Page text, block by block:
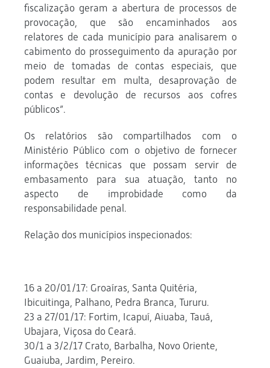
fiscalização geram a abertura de processos de
provocação, que são encaminhados aos
relatores de cada município para analisarem o
cabimento do prosseguimento da apuração por
meio de tomadas de contas especiais, que
podem resultar em multa, desaprovação de
contas e devolução de recursos aos cofres
públicos”.
Os relatórios são compartilhados com o
Ministério Público com o objetivo de fornecer
informações técnicas que possam servir de
embasamento para sua atuação, tanto no
aspecto de improbidade como da
responsabilidade penal.
Relação dos municípios inspecionados:
16 a 20/01/17: Groaíras, Santa Quitéria,
Ibicuitinga, Palhano, Pedra Branca, Tururu.
23 a 27/01/17: Fortim, Icapuí, Aiuaba, Tauá,
Ubajara, Viçosa do Ceará.
30/1 a 3/2/17 Crato, Barbalha, Novo Oriente,
Guaiuba, Jardim, Pereiro.